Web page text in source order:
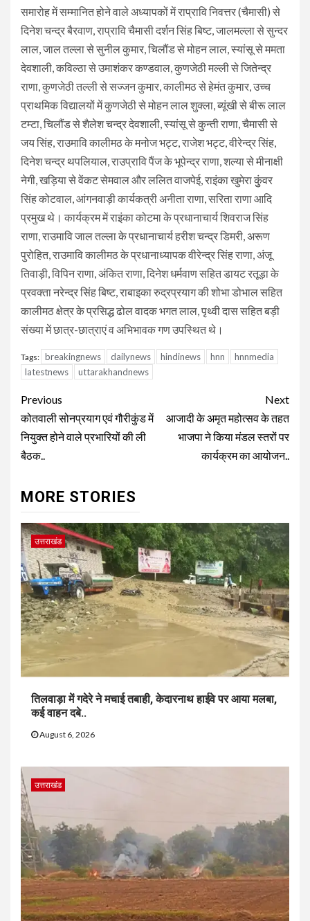
समारोह में सम्मानित होने वाले अध्यापकों में राप्रावि निवत्तर (चैमासी) से
दिनेश चन्द्र बैरवाण, राप्रावि चैमासी दर्शन सिंह बिष्ट, जालमल्ला से सुन्दर
लाल, जाल तल्ला से सुनील कुमार, चिलौंड से मोहन लाल, स्यांसू से ममता
देवशाली, कविल्ठा से उमाशंकर कण्डवाल, कुणजेठी मल्ली से जितेन्द्र
राणा, कुणजेठी तल्ली से सज्जन कुमार, कालीमठ से हेमंत कुमार, उच्च
प्राथमिक विद्यालयों में कुणजेठी से मोहन लाल शुक्ला, ब्यूंखी से बीरू लाल
टम्टा, चिलौंड से शैलेश चन्द्र देवशाली, स्यांसू से कुन्ती राणा, चैमासी से
जय सिंह, राउमावि कालीमठ के मनोज भट्ट, राजेश भट्ट, वीरेन्द्र सिंह,
दिनेश चन्द्र थपलियाल, राउप्रावि पैंज के भूपेन्द्र राणा, शल्या से मीनाक्षी
नेगी, खड़िया से वेंकट सेमवाल और ललित वाजपेई, राइंका खुमेरा कुुंवर
सिंह कोटवाल, आंगनवाड़ी कार्यकत्री अनीता राणा, सरिता राणा आदि
प्रमुख थे। कार्यक्रम में राइंका कोटमा के प्रधानाचार्य शिवराज सिंह
राणा, राउमावि जाल तल्ला के प्रधानाचार्य हरीश चन्द्र डिमरी, अरूण
पुरोहित, राउमावि कालीमठ के प्रधानाध्यापक वीरेन्द्र सिंह राणा, अंजू
तिवाड़ी, विपिन राणा, अंकित राणा, दिनेश धर्मवाण सहित डायट रतूड़ा के
प्रवक्ता नरेन्द्र सिंह बिष्ट, राबाइका रुद्रप्रयाग की शोभा डोभाल सहित
कालीमठ क्षेत्र के प्रसिद्ध ढोल वादक भगत लाल, पृथ्वी दास सहित बड़ी
संख्या में छात्र-छात्राएं व अभिभावक गण उपस्थित थे।
Tags: breakingnews dailynews hindinews hnn
hnnmedia
latestnews
uttarakhandnews
Continue
Reading
Previous
कोतवाली सोनप्रयाग एवं गौरीकुंड में
नियुक्त होने वाले प्रभारियों की ली
बैठक..
Next
आजादी के अमृत महोत्सव के तहत
भाजपा ने किया मंडल स्तरों पर
कार्यक्रम का आयोजन..
MORE STORIES
उत्तराखंड
तिलवाड़ा में गदेरे ने मचाई तबाही, केदारनाथ हाईवे पर आया मलबा,
कई वाहन दबे..
August 6, 2026
उत्तराखंड